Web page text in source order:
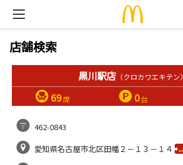
店舗検索
黒川駅店 （クロカワエキテン）
69席 0台
462-0843
愛知県名古屋市北区田幡２－１３－１４